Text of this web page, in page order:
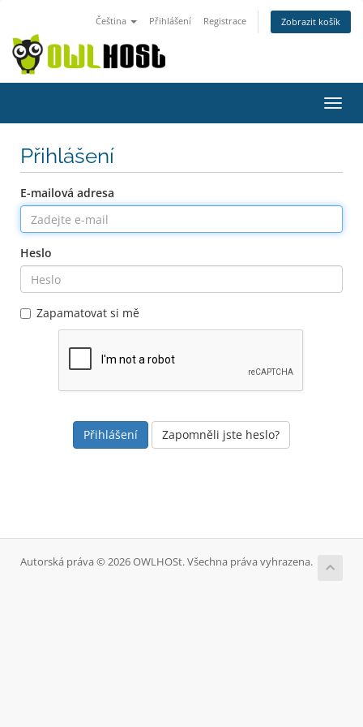
Čeština Přihlášení Registrace Zobrazit košík
Přihlášení
E-mailová adresa
Heslo
Zapamatovat si mě
Zapomněli jste heslo?
Autorská práva © 2026 OWLHOSt. Všechna práva vyhrazena.